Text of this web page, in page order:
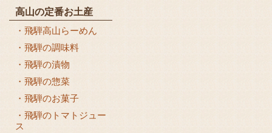
高山の定番お土産
・飛騨高山らーめん
・飛騨の調味料
・飛騨の漬物
・飛騨の惣菜
・飛騨のお菓子
・飛騨のトマトジュー
ス